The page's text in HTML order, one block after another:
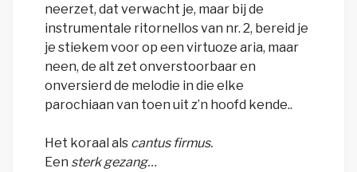
neerzet, dat verwacht je, maar bij de
instrumentale ritornellos van nr. 2, bereid je
je stiekem voor op een virtuoze aria, maar
neen, de alt zet onverstoorbaar en
onversierd de melodie in die elke
parochiaan van toen uit z’n hoofd kende..
Het koraal als cantus firmus.
Een sterk gezang…